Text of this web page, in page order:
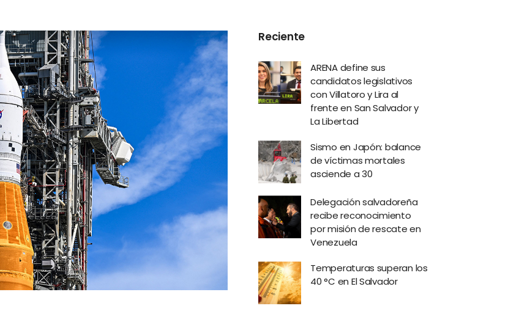
Reciente
ARENA define sus
candidatos legislativos
con Villatoro y Lira al
frente en San Salvador y
La Libertad
Sismo en Japón: balance
de víctimas mortales
asciende a 30
Delegación salvadoreña
recibe reconocimiento
por misión de rescate en
Venezuela
Temperaturas superan los
40 °C en El Salvador